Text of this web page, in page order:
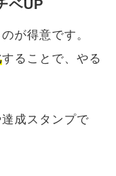
ベUP
が得意です。
することで、やる
成スタンプで